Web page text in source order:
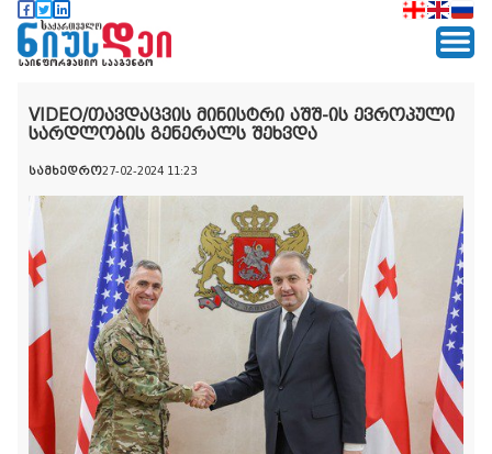
VIDEO/თავდაცვის მინისტრი აშშ-ის ევროპული
სარდლობის გენერალს შეხვდა
სამხედრო27-02-2024 11:23